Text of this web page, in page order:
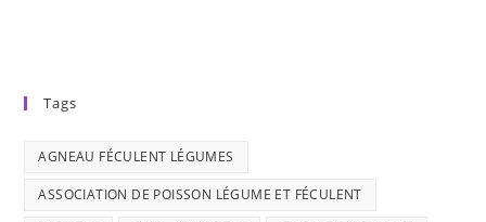
Tags
AGNEAU FÉCULENT LÉGUMES
ASSOCIATION DE POISSON LÉGUME ET FÉCULENT